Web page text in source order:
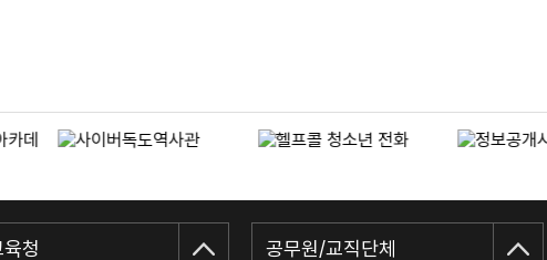
청 공무원/교직단체